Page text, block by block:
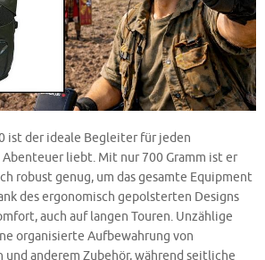
ist der ideale Begleiter für jeden
Abenteuer liebt. Mit nur 700 Gramm ist er
robust genug, um das gesamte Equipment
des ergonomisch gepolsterten Designs
auch auf langen Touren. Unzählige
organisierte Aufbewahrung von
anderem Zubehör, während seitliche